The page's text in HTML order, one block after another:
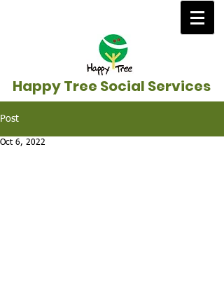
Happy Tree Social Services
Post
Oct 6, 2022